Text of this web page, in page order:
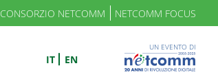
CONSORZIO NETCOMM NETCOMM FOCUS
IT EN
UN EVENTO DI